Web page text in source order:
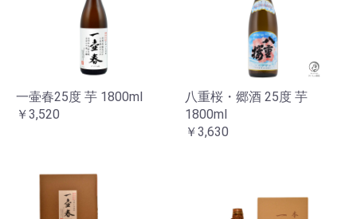
一壷春25度 芋 1800ml
￥3,520
八重桜・郷酒 25度 芋
1800ml
￥3,630